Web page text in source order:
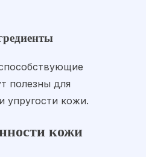
полезны для
упругости кожи.
кожи